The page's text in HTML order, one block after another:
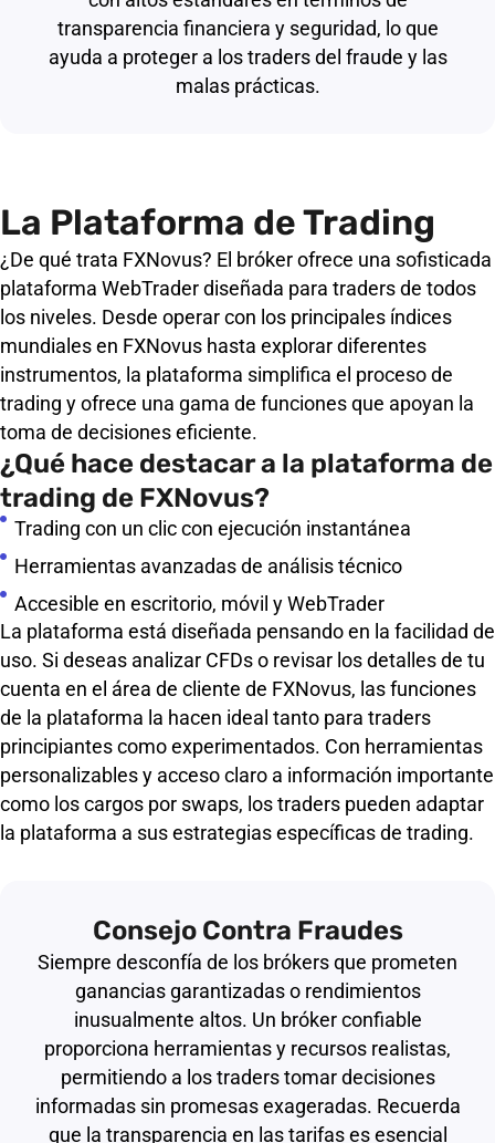
transparencia financiera y seguridad, lo que
ayuda a proteger a los traders del fraude y las
malas prácticas.
La Plataforma de Trading
¿De qué trata FXNovus? El bróker ofrece una sofisticada
plataforma WebTrader diseñada para traders de todos
los niveles. Desde operar con los principales índices
mundiales en FXNovus hasta explorar diferentes
instrumentos, la plataforma simplifica el proceso de
trading y ofrece una gama de funciones que apoyan la
toma de decisiones eficiente.
¿Qué hace destacar a la plataforma de
trading de FXNovus?
Trading con un clic con ejecución instantánea
Herramientas avanzadas de análisis técnico
Accesible en escritorio, móvil y WebTrader
La plataforma está diseñada pensando en la facilidad de
uso. Si deseas analizar CFDs o revisar los detalles de tu
cuenta en el área de cliente de FXNovus, las funciones
de la plataforma la hacen ideal tanto para traders
principiantes como experimentados. Con herramientas
personalizables y acceso claro a información importante
como los cargos por swaps, los traders pueden adaptar
la plataforma a sus estrategias específicas de trading.
Consejo Contra Fraudes
Siempre desconfía de los brókers que prometen
ganancias garantizadas o rendimientos
inusualmente altos. Un bróker confiable
proporciona herramientas y recursos realistas,
permitiendo a los traders tomar decisiones
informadas sin promesas exageradas. Recuerda
que la transparencia en las tarifas es esencial